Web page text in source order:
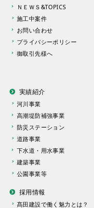
ＮＥＷＳ&TOPICS
施工中案件
お問い合わせ
プライバシーポリシー
御取引先様へ
実績紹介
河川事業
高潮堤防補強事業
防災ステーション
道路事業
下水道・用水事業
建築事業
公園事業等
採用情報
髙田建設で働く魅力とは？